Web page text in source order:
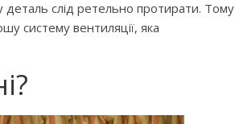
деталь слід ретельно протирати. Тому
систему вентиляції, яка